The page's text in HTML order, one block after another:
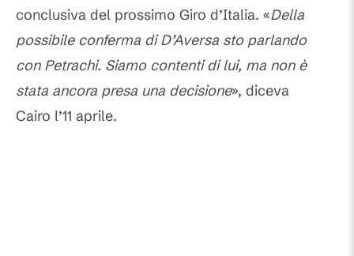
conclusiva del prossimo Giro d’Italia. «Della
possibile conferma di D’Aversa sto parlando
con Petrachi. Siamo contenti di lui, ma non è
stata ancora presa una decisione», diceva
Cairo l’11 aprile.